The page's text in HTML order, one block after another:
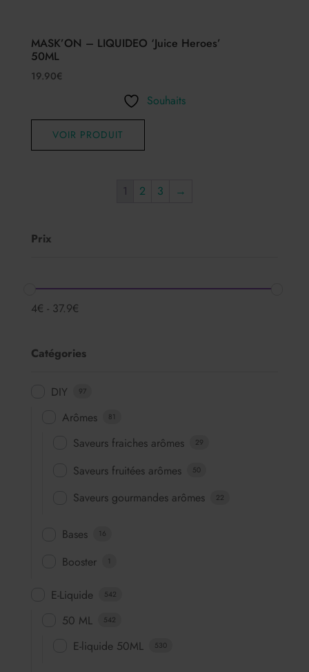
MASK’ON – LIQUIDEO ‘Juice Heroes’
50ML
19.90€
Souhaits
VOIR PRODUIT
1 2 3 →
Prix
4€ - 37.9€
Catégories
DIY 97
Arômes 81
Saveurs fraiches arômes 29
Saveurs fruitées arômes 50
Saveurs gourmandes arômes 22
Bases 16
Booster 1
E-Liquide 542
50 ML 542
E-liquide 50ML 530